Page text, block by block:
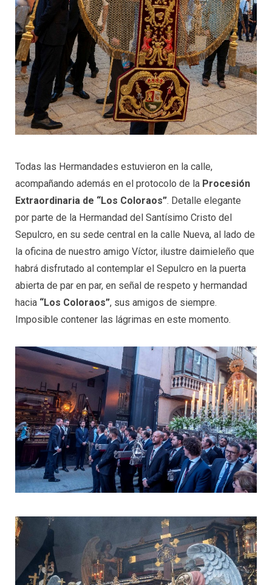
Todas las Hermandades estuvieron en la calle,
acompañando además en el protocolo de la Procesión
Extraordinaria de “Los Coloraos”. Detalle elegante
por parte de la Hermandad del Santísimo Cristo del
Sepulcro, en su sede central en la calle Nueva, al lado de
la oficina de nuestro amigo Víctor, ilustre daimieleño que
habrá disfrutado al contemplar el Sepulcro en la puerta
abierta de par en par, en señal de respeto y hermandad
hacia “Los Coloraos”, sus amigos de siempre.
Imposible contener las lágrimas en este momento.